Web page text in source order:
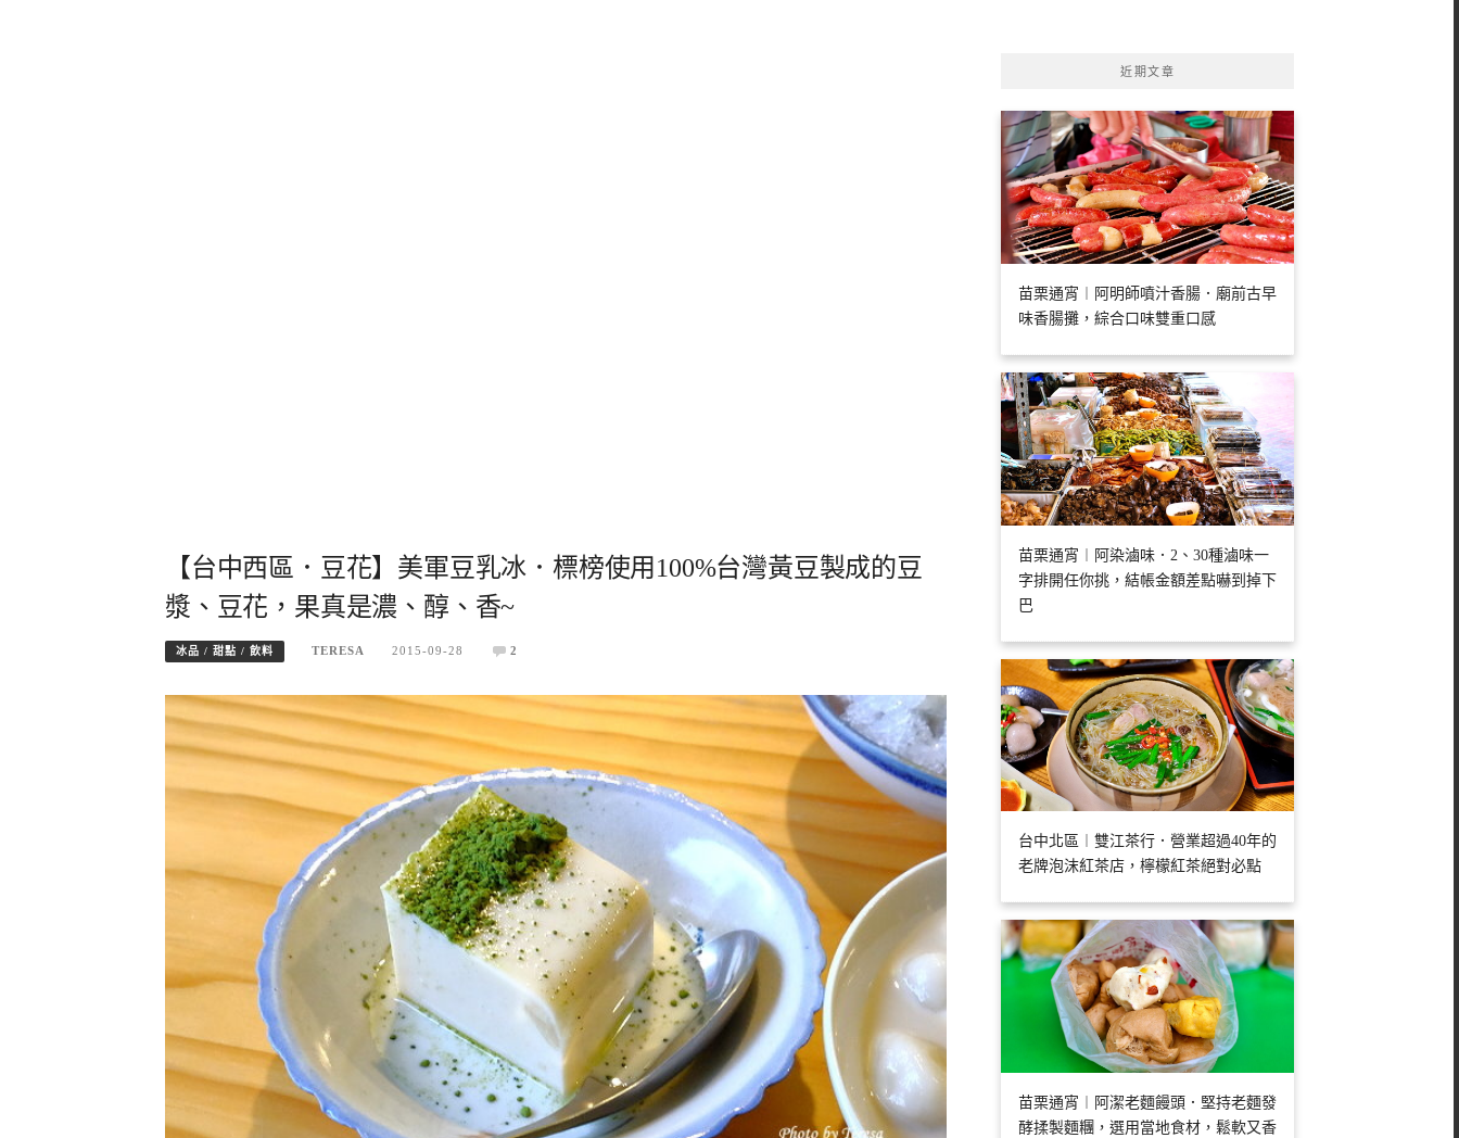
【台中西區．豆花】美軍豆乳冰．標榜使用100%台灣黃豆製成的豆
漿、豆花，果真是濃、醇、香~
冰品 / 甜點 / 飲料 TERESA 2015-09-28 2
近期文章
苗栗通宵︱阿明師噴汁香腸．廟前古早
味香腸攤，綜合口味雙重口感
苗栗通宵︱阿染滷味．2、30種滷味一
字排開任你挑，結帳金額差點嚇到掉下
巴
台中北區︱雙江茶行．營業超過40年的
老牌泡沫紅茶店，檸檬紅茶絕對必點
苗栗通宵︱阿潔老麵饅頭．堅持老麵發
酵揉製麵糰，選用當地食材，鬆軟又香